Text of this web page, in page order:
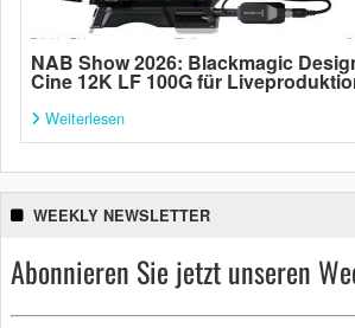
NAB Show 2026: Blackmagic
Cine 12K LF 100G für
Weiterlesen
WEEKLY NEWSLETTER
Abonnieren Sie jetzt unseren